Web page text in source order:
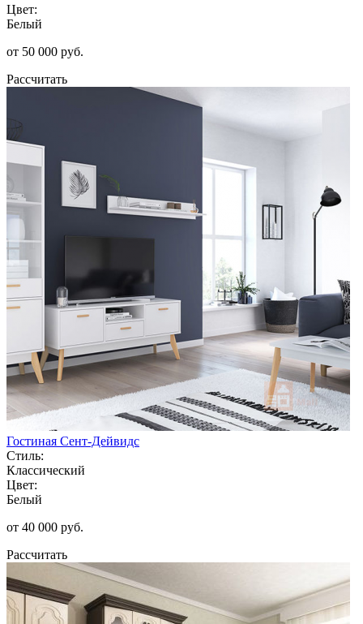
Цвет:
Белый
от 50 000 руб.
Рассчитать
Гостиная Сент-Дейвидс
Стиль:
Классический
Цвет:
Белый
от 40 000 руб.
Рассчитать